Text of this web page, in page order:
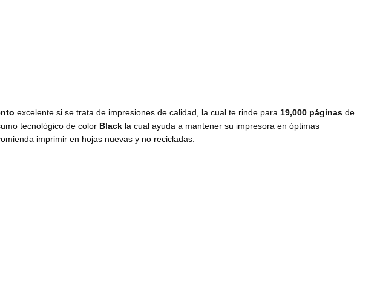
excelente si se trata de impresiones de calidad, la cual te rinde para 19,000 páginas de
tecnológico de color Black la cual ayuda a mantener su impresora en óptimas
imprimir en hojas nuevas y no recicladas.